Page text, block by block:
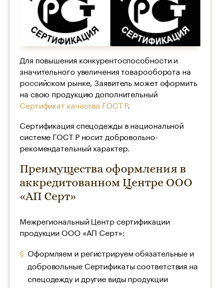
Для повышения конкурентоспособности и
значительного увеличения товарооборота на
российском рынке, Заявитель может оформить
на свою продукцию дополнительный
Сертификат качества ГОСТ Р.
Сертификация спецодежды в национальной
системе ГОСТ Р носит добровольно-
рекомендательный характер.
Преимущества оформления в
аккредитованном Центре ООО
«АП Серт»
Межрегиональный Центр сертификации
продукции ООО «АП Серт»:
Оформляем и регистрируем обязательные и
добровольные Сертификаты соответствия на
спецодежду и другие виды продукции